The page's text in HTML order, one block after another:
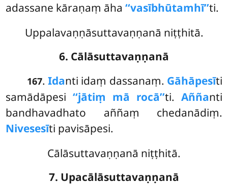
adassane kāraṇaṃ āha‘‘vasībhūtamhī’’ti.
Uppalavaṇṇāsuttavaṇṇanā niṭṭhitā.
6. Cālāsuttavaṇṇanā
167.Idanti idaṃ dassanaṃ. Gāhāpesīti
samādāpesi‘‘jātiṃ mā rocā’’ti. Aññanti
bandhavadhato aññaṃ chedanādiṃ.
Nivesesīti pavisāpesi.
Cālāsuttavaṇṇanā niṭṭhitā.
7. Upacālāsuttavaṇṇanā